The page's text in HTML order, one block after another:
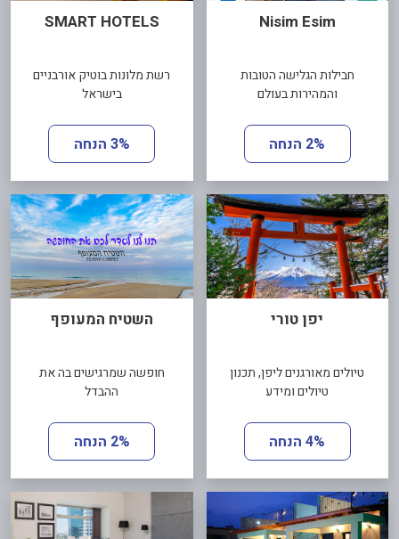
Nisim Esim
חבילות הגלישה הטובות
והמהירות בעולם
2% הנחה
SMART HOTELS
רשת מלונות בוטיק אורבניים
בישראל
3% הנחה
יפן טורי
טיולים מאורגנים ליפן, תכנון
טיולים ומידע
4% הנחה
השטיח המעופף
חופשה שמרגישים בה את
ההבדל
2% הנחה